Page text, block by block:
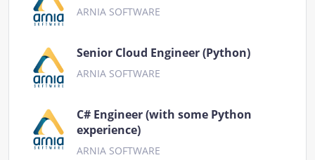
ARNIA SOFTWARE
Senior Cloud Engineer (Python)
ARNIA SOFTWARE
C# Engineer (with some Python
experience)
ARNIA SOFTWARE